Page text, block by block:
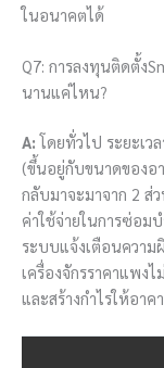
ในอนาคตได้
Q7: การลงทุนติดตั้ง
นานแค่ไหน?
A: โดยทั่วไป ระยะเ
(ขึ้นอยู่กับขนาดของอ
กลับมาจะมาจาก 2 ส่
ค่าใช้จ่ายในการซ่อม
ระบบแจ้งเตือนความ
เครื่องจักรราคาแพง
และสร้างกำไรให้อาค